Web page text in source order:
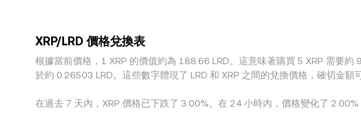
XRP/LRD 價格兌換表
根據當前價格，1 XRP 的價值約為 188.66 LRD。這意味著購買 5 XRP 需要
於約 0.26503 LRD。這些數字體現了 LRD 和 XRP 之間的兌換價格，確切金額
在過去 7 天內，XRP 價格已下跌了 3.00%。在 24 小時內，價格變化了